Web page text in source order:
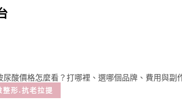
整形.抗老拉提